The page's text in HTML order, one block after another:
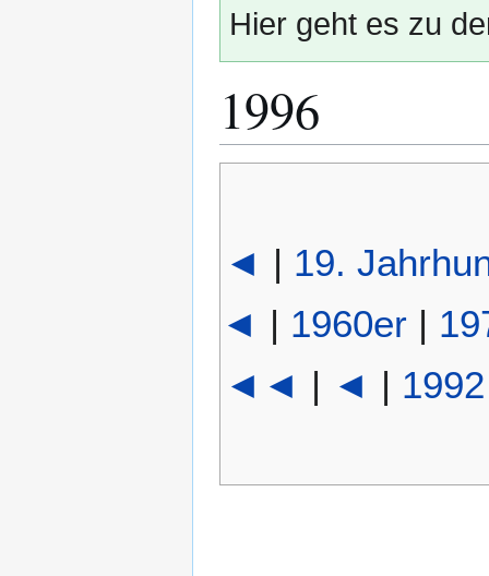
Hier geht es zu
1996
◄ | 19.
◄ | 1960er |
◄◄ | ◄ | 1992